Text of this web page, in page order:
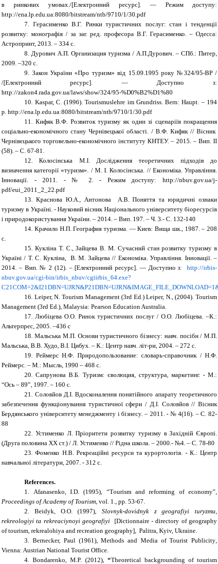
в ринкових умовах. /[Електронний ресурс]. — Режим доступу:
http://ena.lp.edu.ua:8080/bitstream/ntb/9710/1/30.pdf
7.
Герасименко В.Г. Ринки туристичних послуг: стан і тенденції
розвитку: монографія / за заг. ред. професора В.Г. Герасименко. – Одесса:
Астропринт, 2013. – 334 с.
8. Дурович А.П. Организация туризма / А.П.Дурович. – СПб.: Питер,
2009. –320 с.
9.
Закон України «Про туризм» від 15.09.1995 року №324/95-ВР /
/[Електронний ресурс]. — Доступно з:
http://zakon4.rada.gov.ua/laws/show/324/95-%D0%B2%D1%80
10. Kaspar, C. (1996). Tourismuslehre im Grundriss. Bern: Haupt. – 194
p. http://ena.lp.edu.ua:8080/bitstream/ntb/9710/1/30.pdf
11.
Кифяк В.Ф. Розвиток туризму як один зі сценаріїв покращення
соціально-економічного стану Чернівецької області. / В.Ф. Кифяк // Вісник
Чернівецького торговельно-економічного інституту КНТЕУ. – 2015. – Вип. ІІ
(58). – С. 67-81.
12.
Колосінська М.І. Дослідження теоретичних підходів до
визначення категорії «туризм». / М. І. Колосінська. // Економіка. Управління.
Інновації . - 2011. - № 2. - Режим доступу: http://nbuv.gov.ua/j-
pdf/eui_2011_2_22.pdf
13.
Краснова Ю.А., Антонова А.В. Поняття та юридичні ознаки
туризму в Україні. - Науковий вісник Національного університету біоресурсів
і природокористування України. – 2014. – Вип. 197. – Ч. 3.- C . 132-140
14. Крачило Н.П. География туризма. — Киев: Вища шк., 1987. – 208
с.
15.
Кукліна Т. С., Зайцева В. М. Сучасний стан розвитку туризму в
Україні / Т. С. Кукліна, В. М. Зайцева // Економіка. Управління. Інновації. –
2014. – Вип. № 2 (12). – [Електронний ресурс]. — Доступно з: http://irbis-
nbuv.gov.ua/cgi-bin/irbis_nbuv/cgiirbis_64.exe?
16. Leiper, N. Tourism Management (3rd Ed.) Leiper, N., (2004). Tourism
Management (3rd Ed.), Malaysia: Pearson Education Australia.
17.
Любіцева О.О. Ринок туристичних послуг / О.О. Любіцева. –К.:
Альтерпрес, 2005. –436 с
18. Мальська М.П. Основи туристичного бізнесу: навч. посібн / М.П.
Мальська, В.В. Худо, В.І. Цибух. – К.: Центр навч. літ-ри, 2004. – 272 с.
19.
Реймерс Н.Ф. Природопользование: словарь-справочник / Н.Ф.
Реймерс. – М.: Мысль, 1990 – 468 с.
20.
Сапрунова В.Б. Туризм: єволюция, структура, маркетинг. - М.:
“Ось – 89”, 1997. – 160 с.
21.
Соловйов Д.І. Вдосконалення понятійного апарату теоретичного
забезпечення функціонування туристичної сфери / Д.І. Соловйов // Вісник
Бердянського університету менеджменту і бізнесу. – 2011. - № 4(16). – С. 82-
88
22.
Устименко Л. Пріоритети розвитку туризму в Західній Європі.
(Друга половина ХХ ст.) / Л. Устименко // Рідна школа. – 2000.- №4. – С. 78-80
23.
Фоменко Н.В. Рекреаційні ресурси та курортологія. - К.: Центр
навчальної літератури, 2007. - 312 с.
References.
1.
Afanasenko I. D. (1995), “Тourism and reforming ofeconomy”,
Proceedings of Academy of Tourism , vol . 1. , pp. 53-67.
2.
Beidyk O. O. (1997), Slovnyk-dovidnyk z geografiyi turyzmu
rekreologiyi ta rekreaciynoyi geografiyi
[Dictionnaire - directory of geography
of tourism rekrealohiya and recreation geography], Palitra Kyiv, Ukraine
3.
Bernecker, Paul (1961),Methods and Media of Tourist Publicity
Vienna: Austrian National Tourist Office
4.
Bondarenko, M.P. (2012),“Theoretical backgrounding of tourism